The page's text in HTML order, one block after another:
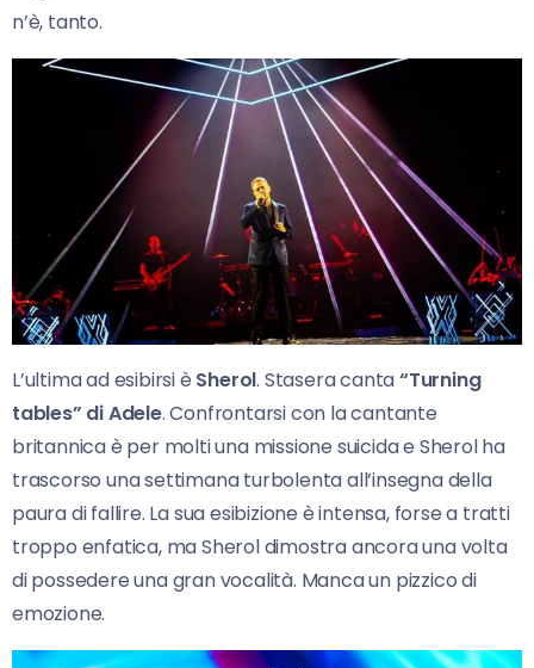
n’è, tanto.
L’ultima ad esibirsi è Sherol. Stasera canta“Turning
tables” di Adele. Confrontarsi con la cantante
britannica è per molti una missione suicida e Sherol ha
trascorso una settimana turbolenta all’insegna della
paura di fallire. La sua esibizione è intensa, forse a tratti
troppo enfatica, ma Sherol dimostra ancora una volta
di possedere una gran vocalità. Manca un pizzico di
emozione.